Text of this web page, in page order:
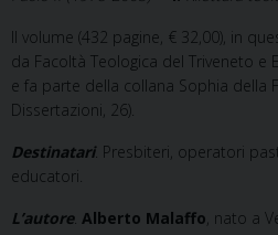
Il volume (432 pagine, € 32,00), in
da Facoltà Teologica del Triveneto e
e fa parte della collana Sophia della
Dissertazioni, 26).
Destinatari. Presbiteri, operatori
educatori.
L’autore. Alberto Malaffo, nato a